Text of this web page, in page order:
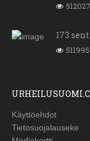
512027
173
511995
Käyttöehdot
Tietosuojalauseke